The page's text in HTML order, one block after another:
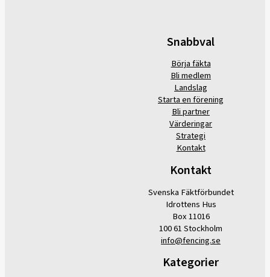
Snabbval
Börja fäkta
Bli medlem
Landslag
Starta en förening
Bli partner
Värderingar
Strategi
Kontakt
Kontakt
Svenska Fäktförbundet
Idrottens Hus
Box 11016
100 61 Stockholm
info@fencing.se
Kategorier